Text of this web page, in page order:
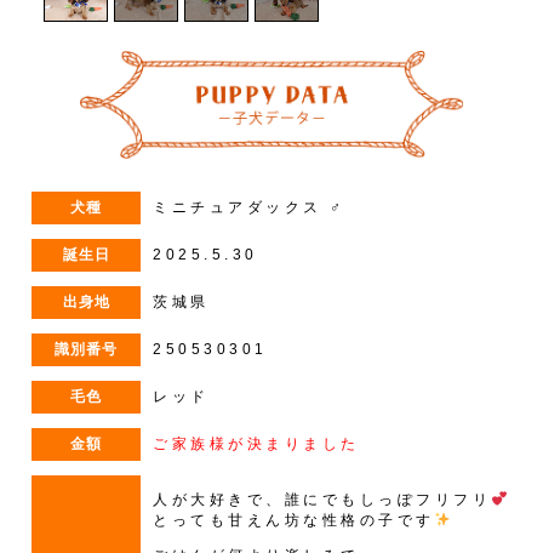
犬種 ミニチュアダックス ♂
誕生日 2025.5.30
出身地 茨城県
識別番号 250530301
毛色 レッド
金額 ご家族様が決まりました
人が大好きで、誰にでもしっぽフリフリ
とっても甘えん坊な性格の子です